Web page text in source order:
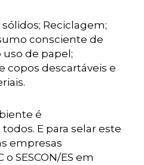
Reciclagem;
consciente de
uso de papel;
copos descartáveis e
é
E para selar este
empresas
SESCON/ES em